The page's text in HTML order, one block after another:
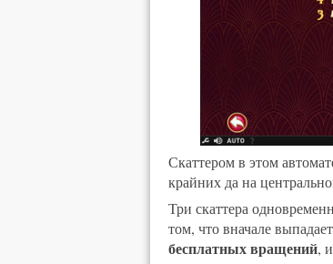
Скаттером в этом
крайних да на
Три скаттера
том, что вначале
бесплатных вращений,